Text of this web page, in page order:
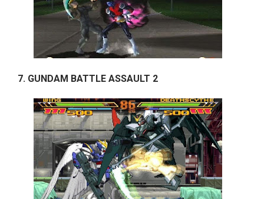
7. GUNDAM BATTLE ASSAULT 2